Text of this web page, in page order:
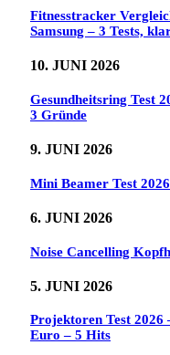
Fitnesstracker
Samsung – 3 Tests,
10. JUNI 2026
Gesundheitsring Test
3 Gründe
9. JUNI 2026
Mini Beamer Test
6. JUNI 2026
Noise Cancelling
5. JUNI 2026
Projektoren Test 2026
Euro – 5 Hits